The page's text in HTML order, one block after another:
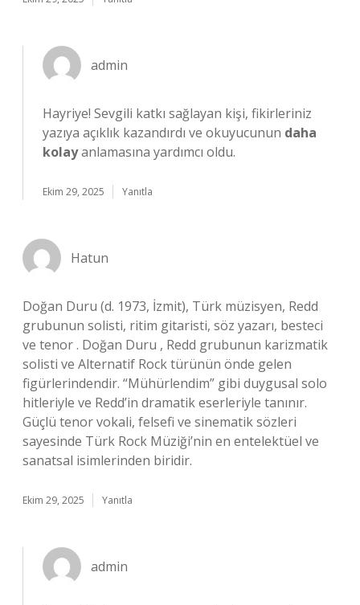
admin
Hayriye! Sevgili katkı sağlayan kişi, fikirleriniz
yazıya açıklık kazandırdı ve okuyucunun daha
kolayanlamasına yardımcı oldu.
Ekim 29, 2025 Yanıtla
Hatun
Doğan Duru (d. 1973, İzmit), Türk müzisyen, Redd
grubunun solisti, ritim gitaristi, söz yazarı, besteci
ve tenor . Doğan Duru , Redd grubunun karizmatik
solisti ve Alternatif Rock türünün önde gelen
figürlerindendir. “Mühürlendim” gibi duygusal solo
hitleriyle ve Redd’in dramatik eserleriyle tanınır.
Güçlü tenor vokali, felsefi ve sinematik sözleri
sayesinde Türk Rock Müziği’nin en entelektüel ve
sanatsal isimlerinden biridir.
Ekim 29, 2025 Yanıtla
admin